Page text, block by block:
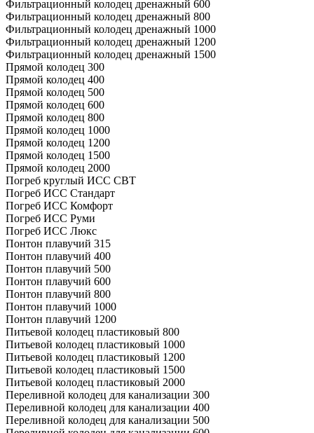
Фильтрационный колодец дренажный 600
Фильтрационный колодец дренажный 800
Фильтрационный колодец дренажный 1000
Фильтрационный колодец дренажный 1200
Фильтрационный колодец дренажный 1500
Прямой колодец 300
Прямой колодец 400
Прямой колодец 500
Прямой колодец 600
Прямой колодец 800
Прямой колодец 1000
Прямой колодец 1200
Прямой колодец 1500
Прямой колодец 2000
Погреб круглый ИСС СВТ
Погреб ИСС Стандарт
Погреб ИСС Комфорт
Погреб ИСС Руми
Погреб ИСС Люкс
Понтон плавучий 315
Понтон плавучий 400
Понтон плавучий 500
Понтон плавучий 600
Понтон плавучий 800
Понтон плавучий 1000
Понтон плавучий 1200
Питьевой колодец пластиковый 800
Питьевой колодец пластиковый 1000
Питьевой колодец пластиковый 1200
Питьевой колодец пластиковый 1500
Питьевой колодец пластиковый 2000
Переливной колодец для канализации 300
Переливной колодец для канализации 400
Переливной колодец для канализации 500